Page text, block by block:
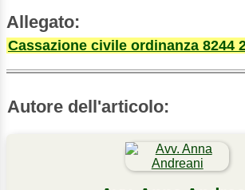
Allegato:
Cassazione civile ordinanza 8244
Autore dell'articolo: